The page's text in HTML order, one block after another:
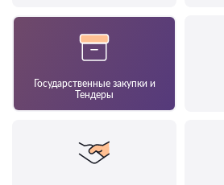
Государственные закупки и
Тендеры